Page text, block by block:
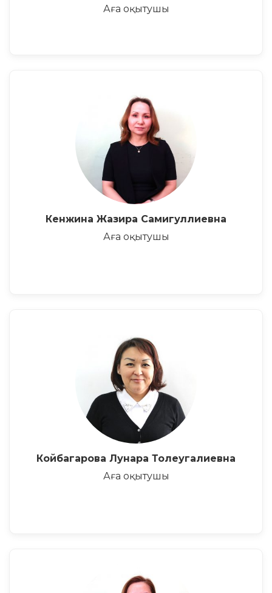
Аға оқытушы
Кенжина Жазира Самигуллиевна
Аға оқытушы
Койбагарова Лунара Толеугалиевна
Аға оқытушы